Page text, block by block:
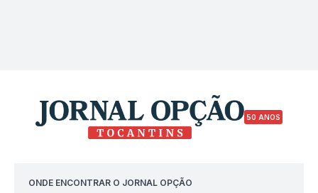
50 ANOS
ONDE ENCONTRAR O JORNAL OPÇÃO